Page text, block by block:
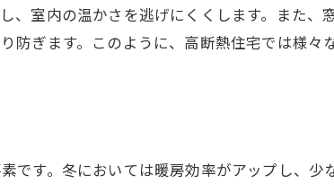
津川市に適した断熱材の選び方
宅の選択で考慮すべき要素
宅を選ぶ際の専門家のアドバイス
い高断熱住宅の力岐阜県中津川市での実践事例
室内の温かさを逃げにくくします。また、
防ぎます。このように、高断熱住宅では様
です。冬においては暖房効率がアップし、